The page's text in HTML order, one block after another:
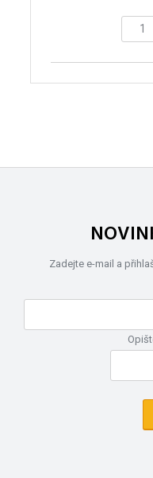
Zadejte e-mail a